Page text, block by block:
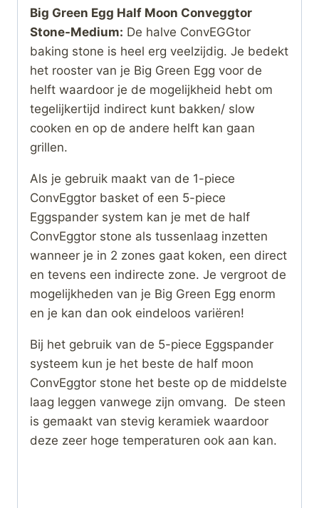
Big Green Egg Half Moon Conveggtor
Stone-Medium: De halve ConvEGGtor
baking stone is heel erg veelzijdig. Je bedekt
het rooster van je Big Green Egg voor de
helft waardoor je de mogelijkheid hebt om
tegelijkertijd indirect kunt bakken/ slow
cooken en op de andere helft kan gaan
grillen.
Als je gebruik maakt van de 1-piece
ConvEggtor basket of een 5-piece
Eggspander system kan je met de half
ConvEggtor stone als tussenlaag inzetten
wanneer je in 2 zones gaat koken, een direct
en tevens een indirecte zone. Je vergroot de
mogelijkheden van je Big Green Egg enorm
en je kan dan ook eindeloos variëren!
Bij het gebruik van de 5-piece Eggspander
systeem kun je het beste de half moon
ConvEggtor stone het beste op de middelste
laag leggen vanwege zijn omvang. De steen
is gemaakt van stevig keramiek waardoor
deze zeer hoge temperaturen ook aan kan.